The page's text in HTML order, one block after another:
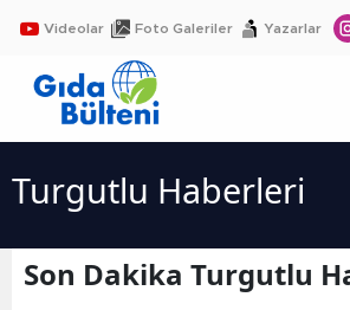
Videolar Foto Galeriler Yazarlar
Turgutlu Haberleri
Son Dakika Turgutlu